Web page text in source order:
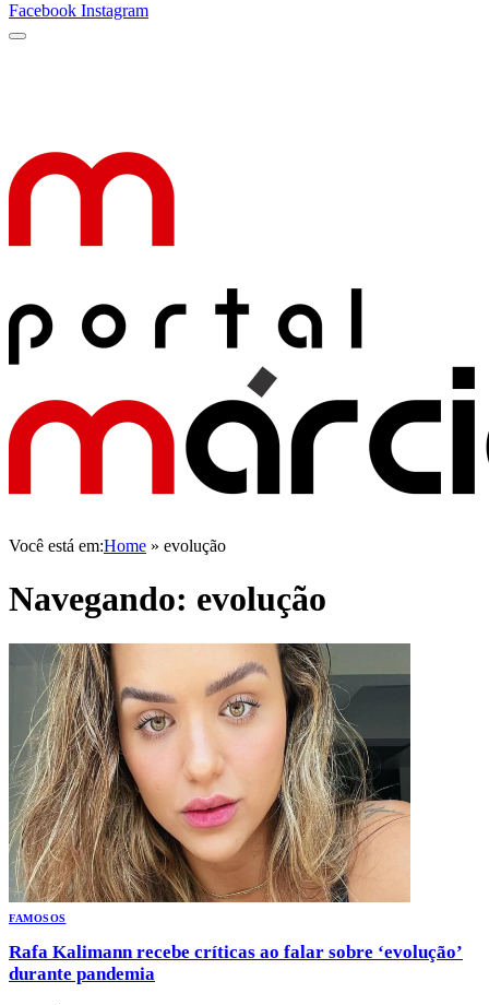
Facebook Instagram
Você está em:Home » evolução
Navegando: evolução
FAMOSOS
Rafa Kalimann recebe críticas ao falar sobre ‘evolução’
durante pandemia